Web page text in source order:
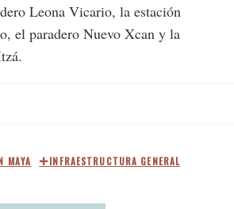
Leona Vicario, la estación
el paradero Nuevo Xcan y la
MAYA INFRAESTRUCTURA GENERAL